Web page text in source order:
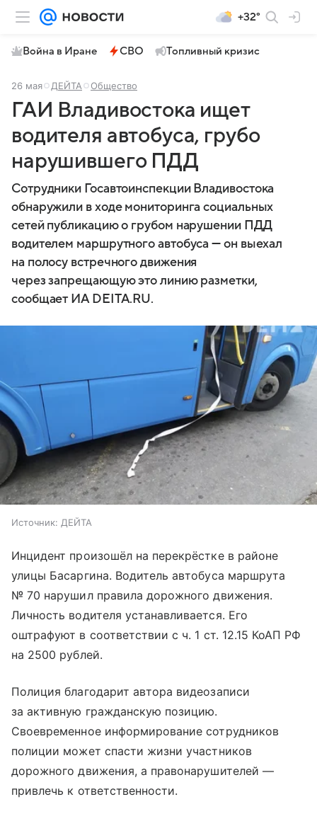
+32°
Война в Иране СВО Топливный кризис
26 мая ДЕЙТА Общество
ГАИ Владивостока ищет
водителя автобуса, грубо
нарушившего ПДД
Сотрудники Госавтоинспекции Владивостока
обнаружили в ходе мониторинга социальных
сетей публикацию о грубом нарушении ПДД
водителем маршрутного автобуса — он выехал
на полосу встречного движения
через запрещающую это линию разметки,
сообщает ИА DEITA.RU.
Источник: ДЕЙТА
Инцидент произошёл на перекрёстке в районе
улицы Басаргина. Водитель автобуса маршрута
№ 70 нарушил правила дорожного движения.
Личность водителя устанавливается. Его
оштрафуют в соответствии с ч. 1 ст. 12.15 КоАП РФ
на 2500 рублей.
Полиция благодарит автора видеозаписи
за активную гражданскую позицию.
Своевременное информирование сотрудников
полиции может спасти жизни участников
дорожного движения, а правонарушителей —
привлечь к ответственности.